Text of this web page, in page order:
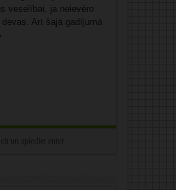
veselībai, ja neievēro
Arī šajā gadījumā